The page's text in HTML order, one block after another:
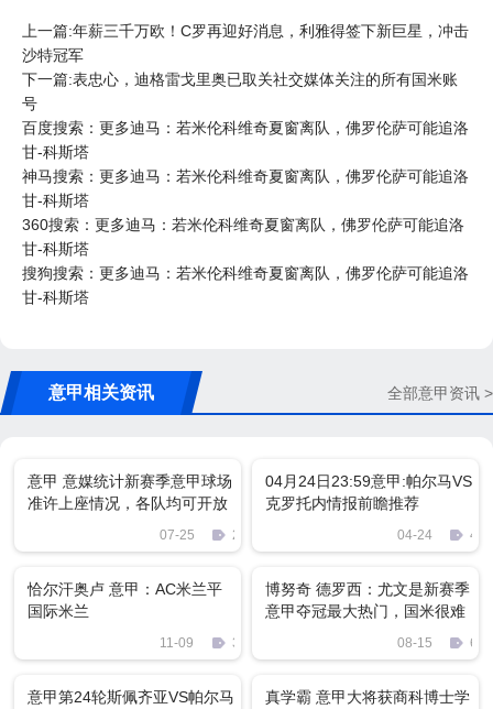
上一篇:年薪三千万欧！C罗再迎好消息，利雅得签下新巨星，冲击
沙特冠军
下一篇:表忠心，迪格雷戈里奥已取关社交媒体关注的所有国米账
号
百度搜索：更多迪马：若米伦科维奇夏窗离队，佛罗伦萨可能追洛
甘-科斯塔
神马搜索：更多迪马：若米伦科维奇夏窗离队，佛罗伦萨可能追洛
甘-科斯塔
360搜索：更多迪马：若米伦科维奇夏窗离队，佛罗伦萨可能追洛
甘-科斯塔
搜狗搜索：更多迪马：若米伦科维奇夏窗离队，佛罗伦萨可能追洛
甘-科斯塔
意甲相关资讯 全部意甲资讯 >
意甲 意媒统计新赛季意甲球场
准许上座情况，各队均可开放
07-25 2801
04月24日23:59意甲:帕尔马VS
克罗托内情报前瞻推荐
04-24 477
恰尔汗奥卢 意甲：AC米兰平
国际米兰
11-09 303
博努奇 德罗西：尤文是新赛季
意甲夺冠最大热门，国米很难
08-15 670
意甲第24轮斯佩齐亚VS帕尔马
真学霸 意甲大将获商科博士学